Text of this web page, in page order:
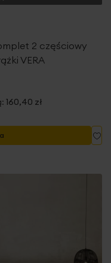
2 częściowy
VERA
160,40 zł